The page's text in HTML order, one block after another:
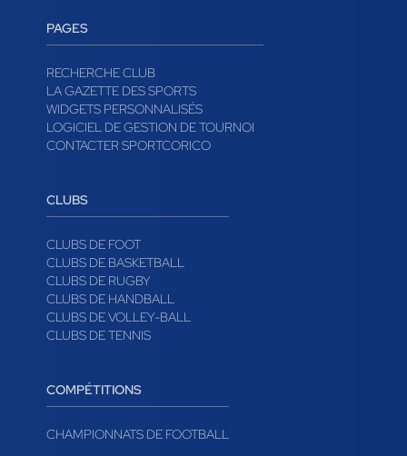
PAGES
RECHERCHE CLUB
LA GAZETTE DES SPORTS
WIDGETS PERSONNALISÉS
LOGICIEL DE GESTION DE TOURNOI
CONTACTER SPORTCORICO
CLUBS
CLUBS DE FOOT
CLUBS DE BASKETBALL
CLUBS DE RUGBY
CLUBS DE HANDBALL
CLUBS DE VOLLEY-BALL
CLUBS DE TENNIS
COMPÉTITIONS
CHAMPIONNATS DE FOOTBALL